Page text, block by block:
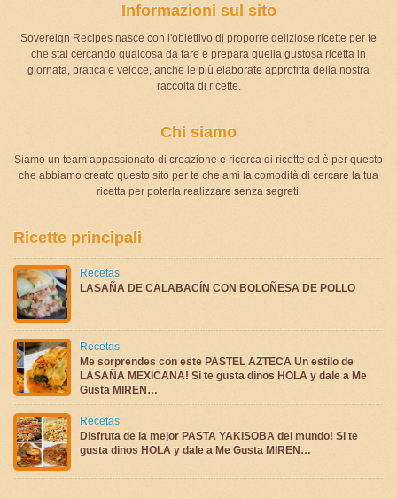
Informazioni sul sito
Sovereign Recipes nasce con l'obiettivo di proporre deliziose ricette per te
che stai cercando qualcosa da fare e prepara quella gustosa ricetta in
giornata, pratica e veloce, anche le più elaborate approfitta della nostra
raccolta di ricette.
Chi siamo
Siamo un team appassionato di creazione e ricerca di ricette ed è per questo
che abbiamo creato questo sito per te che ami la comodità di cercare la tua
ricetta per poterla realizzare senza segreti.
Ricette principali
Recetas
LASAÑA DE CALABACÍN CON BOLOÑESA DE POLLO
Recetas
Me sorprendes con este PASTEL AZTECA Un estilo de
LASAÑA MEXICANA! Si te gusta dinos HOLA y dale a Me
Gusta MIREN…
Recetas
Disfruta de la mejor PASTA YAKISOBA del mundo! Si te
gusta dinos HOLA y dale a Me Gusta MIREN…